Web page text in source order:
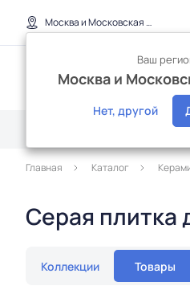
Москва и Московская область
Ваш
Москва и
Нет, другой
Главная Каталог
Серая плитка
Коллекции Товары